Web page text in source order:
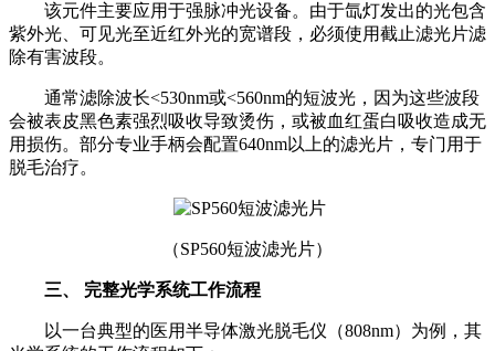
该元件主要应用于强脉冲光设备。由于氙灯发出的光包含
紫外光、可见光至近红外光的宽谱段，必须使用截止滤光片滤
除有害波段。
通常滤除波长<530nm或<560nm的短波光，因为这些波段
会被表皮黑色素强烈吸收导致烫伤，或被血红蛋白吸收造成无
用损伤。部分专业手柄会配置640nm以上的滤光片，专门用于
脱毛治疗。
（SP560短波滤光片）
三、 完整光学系统工作流程
以一台典型的医用半导体激光脱毛仪（808nm）为例，其